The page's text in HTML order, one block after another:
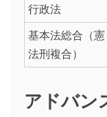
行政法
基本法総合（憲
法刑複合）
アドバン